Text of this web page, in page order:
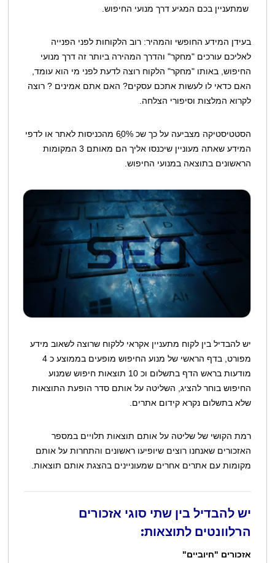
שמתעניין בכם המגיע דרך מנועי החיפוש.
בעידן המידע החופשי והמהיר: רוב הלקוחות לפני הפנייה
לאליכם עורכים "מחקר" והדרך המהירה ביותר זה דרך מנועי
החיפוש, באותו "מחקר" הלקוח רוצה לדעת לפני מי הוא עומד,
האם כדאי לו לעשות אתכם עסקים? האם אתם אמינים ? רוצה
לקרוא המלצות וסיפורי הצלחה.
הסטטיסטיקה מצביעה על כך שכ 60ֵֵֵ% מהכניסות לאתר או לדפי
המידע שאתה מעוניין שיכנסו אליך הם מאותם 3 המקומות
הראשונים בתוצאה במנועי החיפוש.
יש להבדיל בין לקוח מתעניין אקראי ללקוח שרוצה לשאוב מידע
מפורט, בדף הראשי של מנוע החיפוש מופעים בממוצע כ 4
מודעות בראש הדף בתשלום וכ 10 תוצאות חיפוש שמנוע
החיפוש בוחר להציג, השליטה על אותם סדר הופעת התוצאות
שלא בתשלום נקרא קידום אתרים.
רמת הקושי של שליטה על אותם תוצאות תלויים במספר
האזכורים שאנחנו רוצים שיופיעו ראשונים והתחרות על אותם
מקומות עם אתרים אחרים שמעוניינים בהצגת אותם תוצאות.
יש להבדיל בין שתי סוגי אזכורים
הרלוונטים לתוצאות:
אזכורים "חיוביים"